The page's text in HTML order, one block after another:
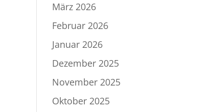
März 2026
Februar 2026
Januar 2026
Dezember 2025
November 2025
Oktober 2025